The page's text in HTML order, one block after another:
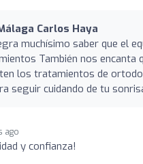
Carlos Haya
muchísimo saber que el
También nos encanta
los tratamientos de
seguir cuidando de tu
ago
y confianza!